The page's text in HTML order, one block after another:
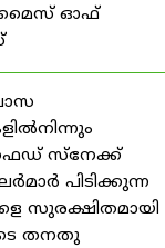
ഓഫ്
സ്നേക്ക്
പിടിക്കുന്ന
സുരക്ഷിതമായി
തനതു